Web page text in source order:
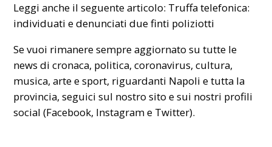
Leggi anche il seguente articolo: Truffa telefonica:
individuati e denunciati due finti poliziotti
Se vuoi rimanere sempre aggiornato su tutte le
news di cronaca, politica, coronavirus, cultura,
musica, arte e sport, riguardanti Napoli e tutta la
provincia, seguici sul nostro sito e sui nostri profili
social (Facebook, Instagram e Twitter).